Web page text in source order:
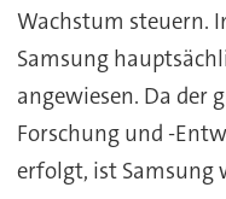
Wachstum steuern.
Samsung
angewiesen. Da der
Forschung und -
erfolgt, ist Samsung